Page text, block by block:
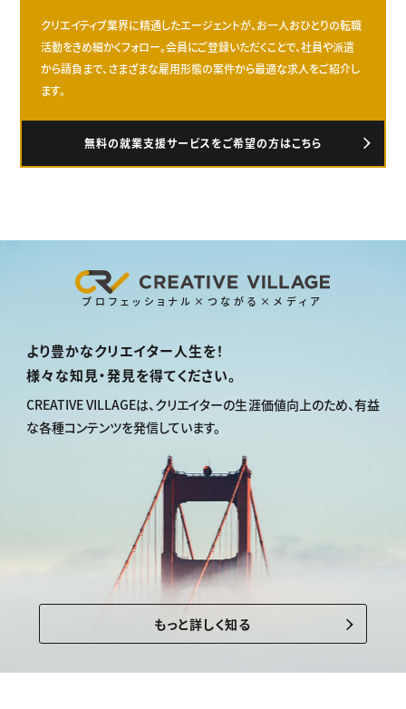
クリエイティブ業界に精通したエージェントが、お一人おひとりの転職
活動をきめ細かくフォロー。会員にご登録いただくことで、社員や派遣
から請負まで、さまざまな雇用形態の案件から最適な求人をご紹介し
ます。
無料の就業支援サービスをご希望の方はこちら
プロフェッショナル×つながる×メディア
より豊かなクリエイター人生を！
様々な知見・発見を得てください。
CREATIVE VILLAGEは、クリエイターの生涯価値向上のため、有益
な各種コンテンツを発信しています。
もっと詳しく知る